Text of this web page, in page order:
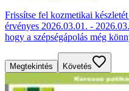
Frissítse fel kozmetikai
érvényes 2026.03.01. -
hogy a szépségápolás még
Megtekintés Követés